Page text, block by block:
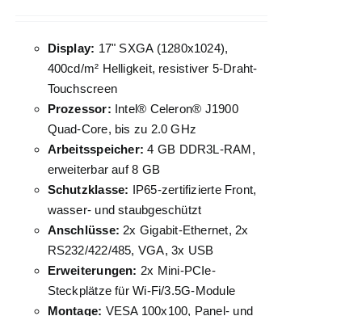
Display: 17" SXGA (1280x1024),
400cd/m² Helligkeit, resistiver 5-Draht-
Touchscreen
Prozessor: Intel® Celeron® J1900
Quad-Core, bis zu 2.0 GHz
Arbeitsspeicher: 4 GB DDR3L-RAM,
erweiterbar auf 8 GB
Schutzklasse: IP65-zertifizierte Front,
wasser- und staubgeschützt
Anschlüsse: 2x Gigabit-Ethernet, 2x
RS232/422/485, VGA, 3x USB
Erweiterungen: 2x Mini-PCIe-
Steckplätze für Wi-Fi/3.5G-Module
Montage: VESA 100x100, Panel- und